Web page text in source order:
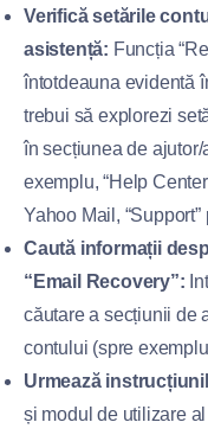
Verifică setările
asistență: Funcția
întotdeauna evidentă
trebui să explorezi
în secțiunea de
exemplu, “Help
Yahoo Mail,
Caută informații
“Email Recovery”:
căutare a secțiunii de
contului (spre
Urmează
și modul de utilizare